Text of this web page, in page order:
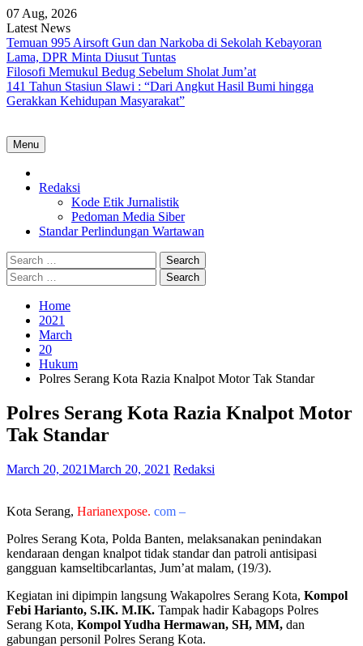
Skip
to
content
07 Aug, 2026
Latest News
Temuan 995 Airsoft Gun dan Narkoba di Sekolah Kebayoran
Lama, DPR Minta Diusut Tuntas
Filosofi Memukul Bedug Sebelum Sholat Jum’at
141 Tahun Stasiun Slawi : “Dari Angkut Hasil Bumi hingga
Gerakkan Kehidupan Masyarakat”
Menu
Redaksi
Kode Etik Jurnalistik
Pedoman Media Siber
Standar Perlindungan Wartawan
Search
for:
Search
for:
Home
2021
March
20
Hukum
Polres Serang Kota Razia Knalpot Motor Tak Standar
Polres Serang Kota Razia Knalpot Motor
Tak Standar
March 20, 2021March 20, 2021 Redaksi
Kota Serang, Harianexpose. com –
Polres Serang Kota, Polda Banten, melaksanakan penindakan
kendaraan dengan knalpot tidak standar dan patroli antisipasi
gangguan kamseltibcarlantas, Jum’at malam, (19/3).
Kegiatan ini dipimpin langsung Wakapolres Serang Kota, Kompol
Febi Harianto, S.IK. M.IK. Tampak hadir Kabagops Polres
Serang Kota, Kompol Yudha Hermawan, SH, MM, dan
gabungan personil Polres Serang Kota.